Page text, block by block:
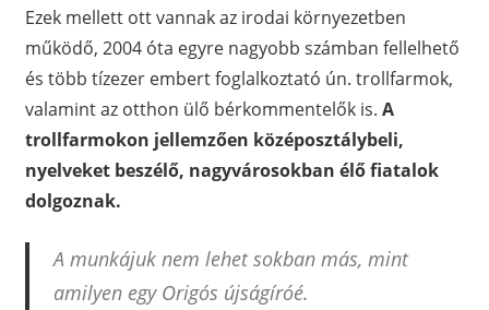
Ezek mellett ott vannak az irodai környezetben
működő, 2004 óta egyre nagyobb számban fellelhető
és több tízezer embert foglalkoztató ún. trollfarmok,
valamint az otthon ülő bérkommentelők is. A
trollfarmokon jellemzően középosztálybeli,
nyelveket beszélő, nagyvárosokban élő fiatalok
dolgoznak.
A munkájuk nem lehet sokban más, mint
amilyen egy Origós újságíróé.